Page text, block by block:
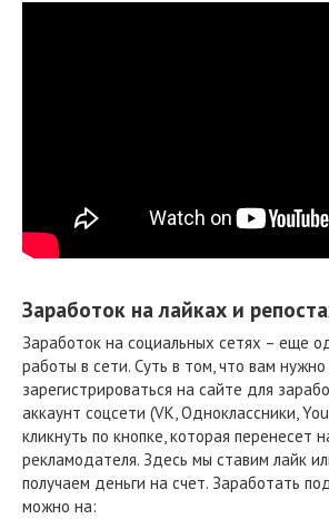
Заработок на лайках и
Заработок на социальных сетях – еще
работы в сети. Суть в том, что вам нужно
зарегистрироваться на сайте для
аккаунт соцсети (VK, Одноклассники,
кликнуть по кнопке, которая перенесет
рекламодателя. Здесь мы ставим лайк
получаем деньги на счет. Заработать
можно на: